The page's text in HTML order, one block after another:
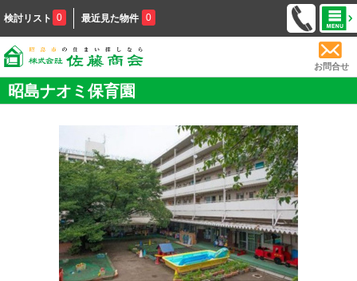
検討リスト 0 最近見た物件 0
お問合せ
昭島ナオミ保育園